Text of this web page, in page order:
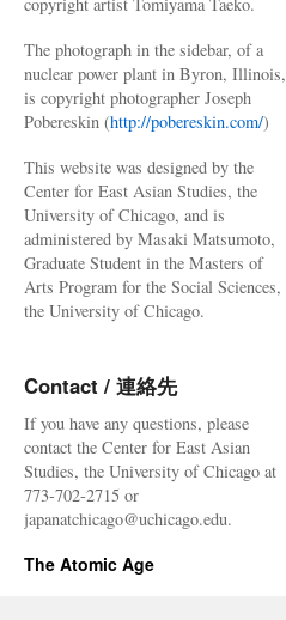
The photograph in the sidebar, of a
nuclear power plant in Byron, Illinois,
is copyright photographer Joseph
Pobereskin (http://pobereskin.com/)
This website was designed by the
Center for East Asian Studies, the
University of Chicago, and is
administered by Masaki Matsumoto,
Graduate Student in the Masters of
Arts Program for the Social Sciences,
the University of Chicago.
Contact / 連絡先
If you have any questions, please
contact the Center for East Asian
Studies, the University of Chicago at
773-702-2715 or
japanatchicago@uchicago.edu.
The Atomic Age